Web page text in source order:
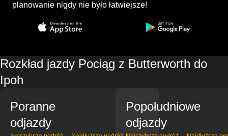
planowanie nigdy nie było łatwiejsze!
Rozkład jazdy Pociąg z Butterworth do
Ipoh
Poranne
odjazdy
Popołudniowe
odjazdy